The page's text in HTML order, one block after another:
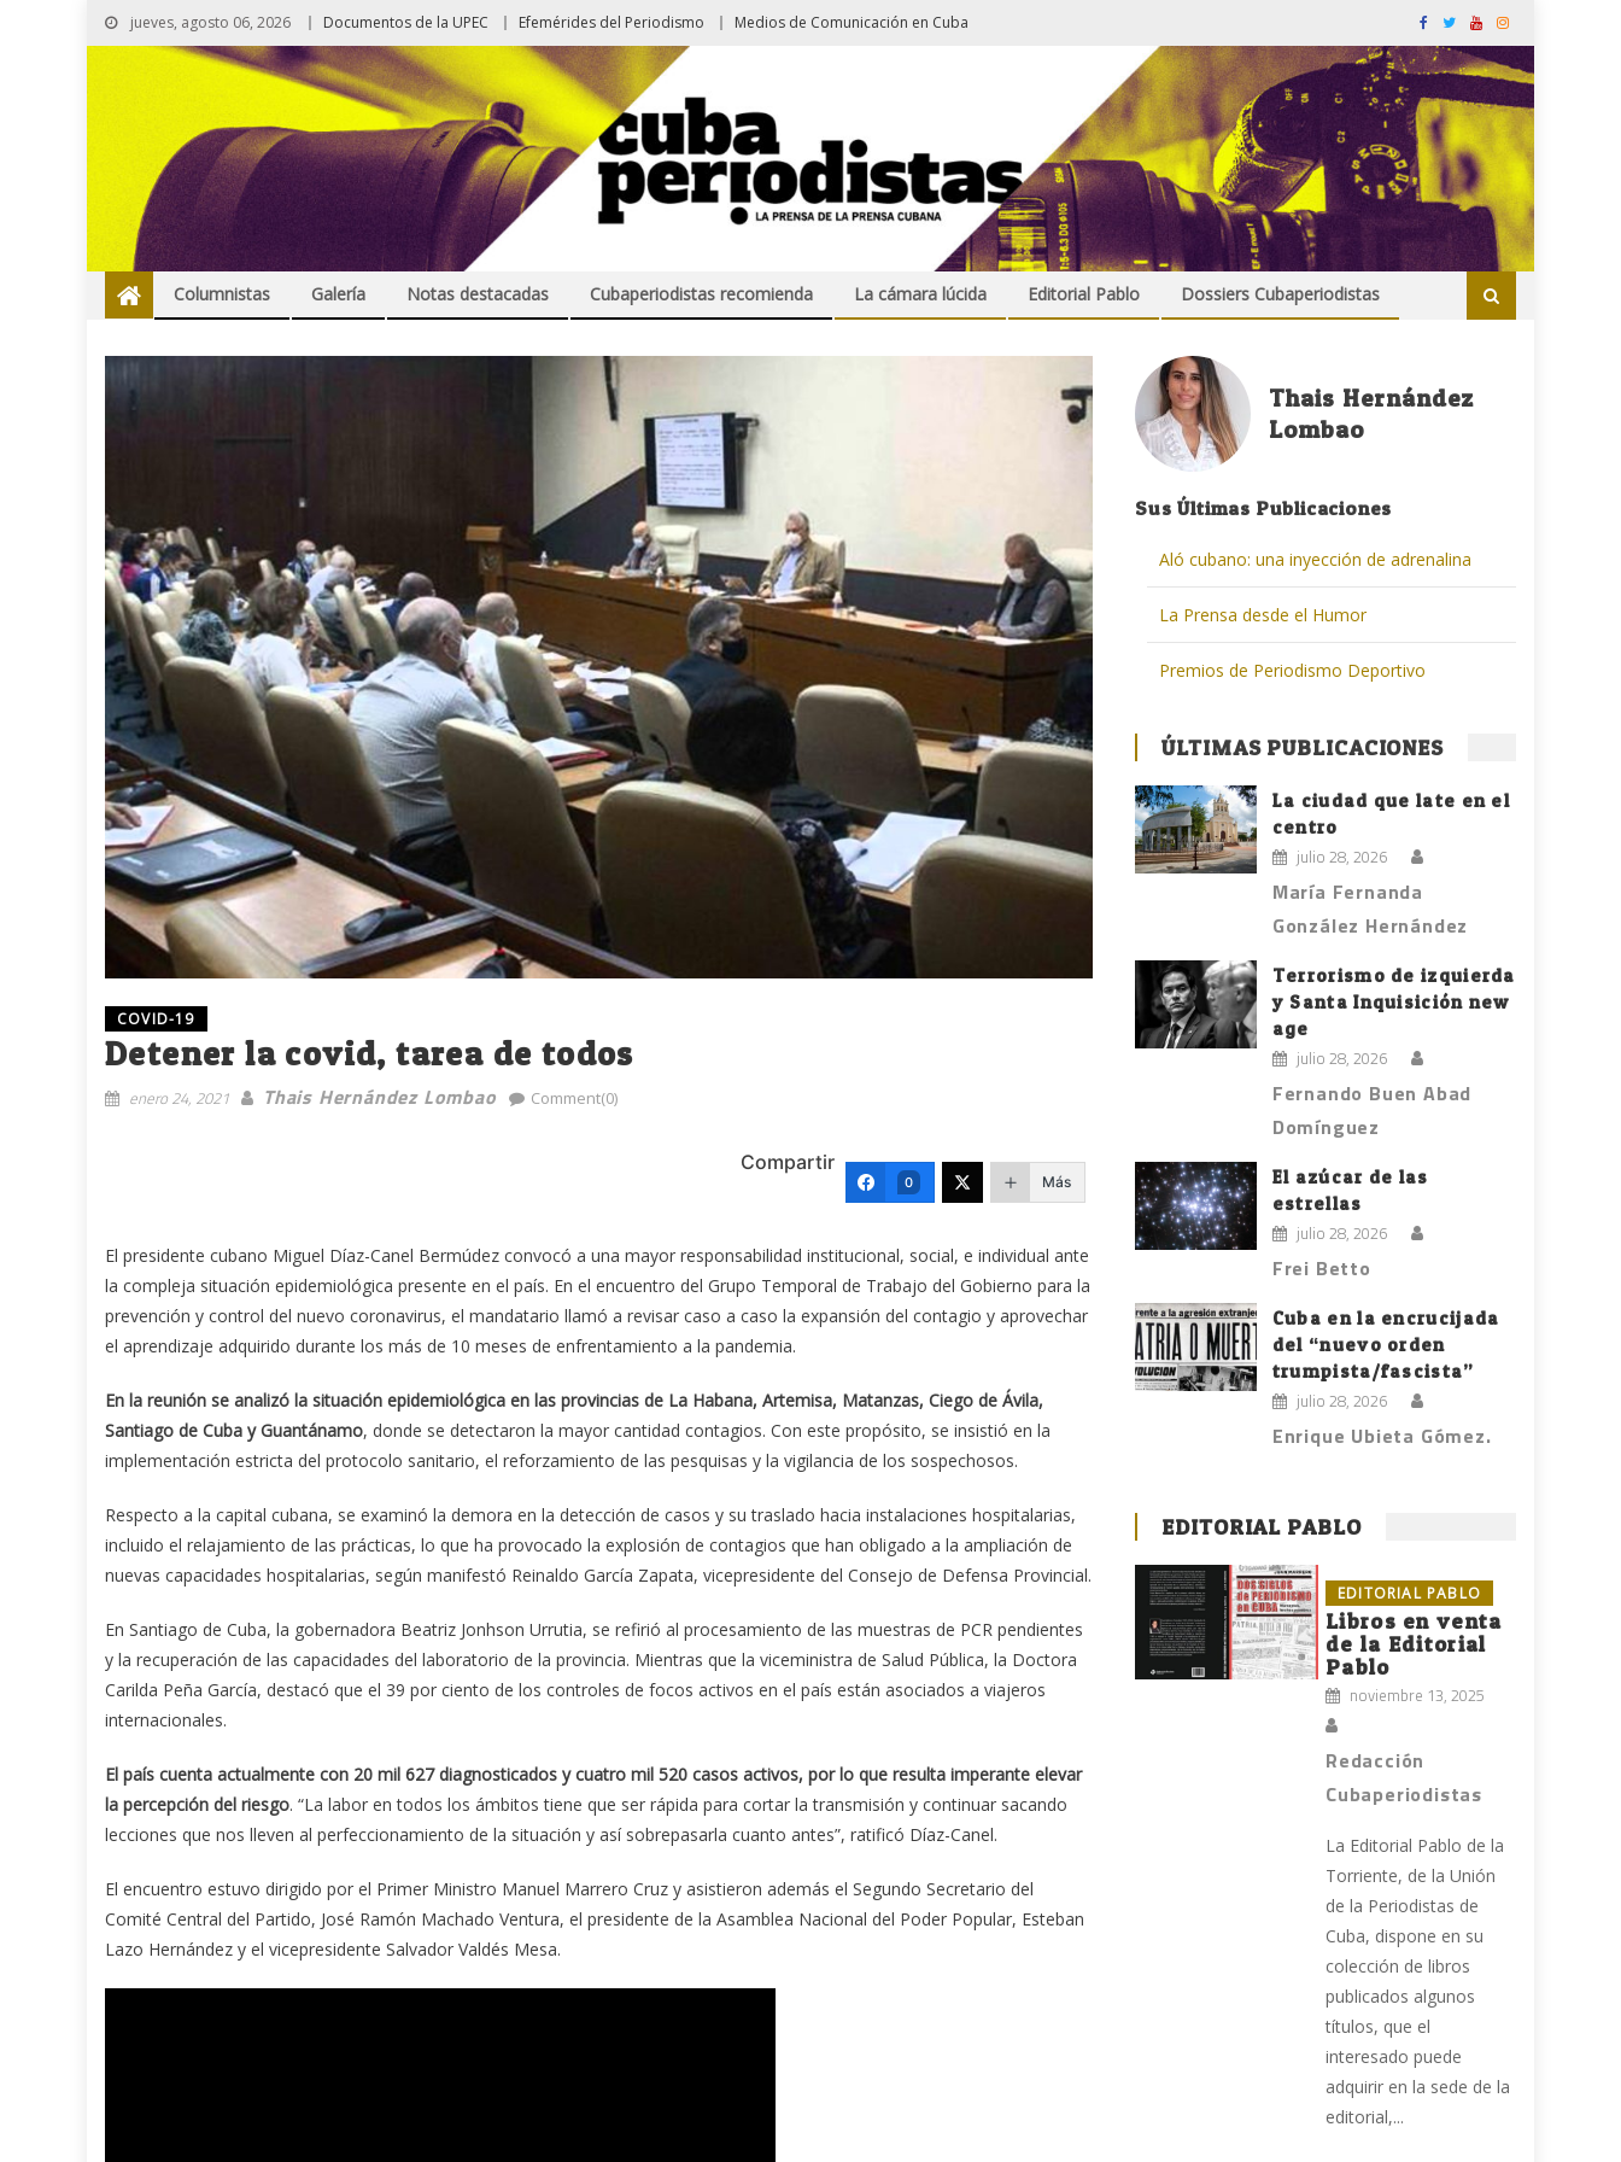
jueves, agosto 06, 2026 Documentos de la UPEC Efemérides del Periodismo Medios de Comunicación en Cuba
Columnistas Galería Notas destacadas Cubaperiodistas recomienda La cámara lúcida Editorial Pablo Dossiers Cubaperiodistas
COVID-19
Detener la covid, tarea de todos
enero 24, 2021 Thais Hernández Lombao Comment(0)
Compartir
0 Más
El presidente cubano Miguel Díaz-Canel Bermúdez convocó a una mayor responsabilidad institucional, social, e individual ante
la compleja situación epidemiológica presente en el país. En el encuentro del Grupo Temporal de Trabajo del Gobierno para la
prevención y control del nuevo coronavirus, el mandatario llamó a revisar caso a caso la expansión del contagio y aprovechar
el aprendizaje adquirido durante los más de 10 meses de enfrentamiento a la pandemia.
En la reunión se analizó la situación epidemiológica en las provincias de La Habana, Artemisa, Matanzas, Ciego de Ávila,
Santiago de Cuba y Guantánamo, donde se detectaron la mayor cantidad contagios. Con este propósito, se insistió en la
implementación estricta del protocolo sanitario, el reforzamiento de las pesquisas y la vigilancia de los sospechosos.
Respecto a la capital cubana, se examinó la demora en la detección de casos y su traslado hacia instalaciones hospitalarias,
incluido el relajamiento de las prácticas, lo que ha provocado la explosión de contagios que han obligado a la ampliación de
nuevas capacidades hospitalarias, según manifestó Reinaldo García Zapata, vicepresidente del Consejo de Defensa Provincial.
En Santiago de Cuba, la gobernadora Beatriz Jonhson Urrutia, se refirió al procesamiento de las muestras de PCR pendientes
y la recuperación de las capacidades del laboratorio de la provincia. Mientras que la viceministra de Salud Pública, la Doctora
Carilda Peña García, destacó que el 39 por ciento de los controles de focos activos en el país están asociados a viajeros
internacionales.
El país cuenta actualmente con 20 mil 627 diagnosticados y cuatro mil 520 casos activos, por lo que resulta imperante elevar
la percepción del riesgo. “La labor en todos los ámbitos tiene que ser rápida para cortar la transmisión y continuar sacando
lecciones que nos lleven al perfeccionamiento de la situación y así sobrepasarla cuanto antes”, ratificó Díaz-Canel.
El encuentro estuvo dirigido por el Primer Ministro Manuel Marrero Cruz y asistieron además el Segundo Secretario del
Comité Central del Partido, José Ramón Machado Ventura, el presidente de la Asamblea Nacional del Poder Popular, Esteban
Lazo Hernández y el vicepresidente Salvador Valdés Mesa.
Thais Hernández
Lombao
Sus Últimas Publicaciones
Aló cubano: una inyección de adrenalina
La Prensa desde el Humor
Premios de Periodismo Deportivo
ÚLTIMAS PUBLICACIONES
La ciudad que late en el
centro
julio 28, 2026
María Fernanda
González Hernández
Terrorismo de izquierda
y Santa Inquisición new
age
julio 28, 2026
Fernando Buen Abad
Domínguez
El azúcar de las
estrellas
julio 28, 2026
Frei Betto
Cuba en la encrucijada
del “nuevo orden
trumpista/fascista”
julio 28, 2026
Enrique Ubieta Gómez.
EDITORIAL PABLO
EDITORIAL PABLO
Libros en venta
de la Editorial
Pablo
noviembre 13, 2025
Redacción
Cubaperiodistas
La Editorial Pablo de la
Torriente, de la Unión
de la Periodistas de
Cuba, dispone en su
colección de libros
publicados algunos
títulos, que el
interesado puede
adquirir en la sede de la
editorial,...